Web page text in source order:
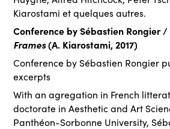
Kiarostami et quelques autres.
Conference by Sébastien Rongier
Frames(A. Kiarostami, 2017)
Conference by Sébastien Rongier
excerpts
With an agregation in French
doctorate in Aesthetic and Art
Panthéon-Sorbonne University,